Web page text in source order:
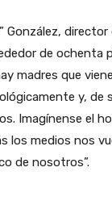
González,
de ochenta
madres que
y, de
Imagínense el
los medios nos
de nosotros”.